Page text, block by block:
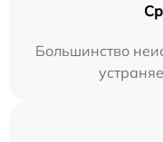
Большинство